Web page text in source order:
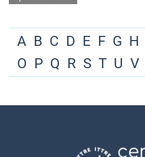
A B C D E F G H
O P Q R S T U V